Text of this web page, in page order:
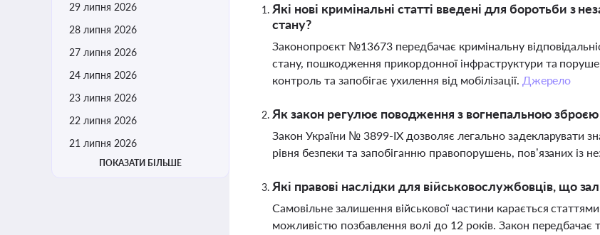
29 липня 2026
28 липня 2026
27 липня 2026
24 липня 2026
23 липня 2026
22 липня 2026
21 липня 2026
ПОКАЗАТИ БІЛЬШЕ
Які нові кримінальні статті введені для боротьби з
стану?
Законопроєкт №13673 передбачає кримінальну
стану, пошкодження прикордонної інфраструктури та
контроль та запобігає ухилення від мобілізації. Джерело
Як закон регулює поводження з вогнепальною зброєю
Закон України № 3899-ІХ дозволяє легально
рівня безпеки та запобіганню правопорушень, пов’язаних із
Які правові наслідки для військовослужбовців, що
Самовільне залишення військової частини карається
можливістю позбавлення волі до 12 років. Закон передбачає